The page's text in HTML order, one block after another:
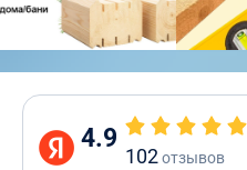
4.9
102отзывов